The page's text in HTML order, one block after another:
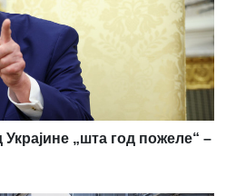
„шта год пожеле“ –